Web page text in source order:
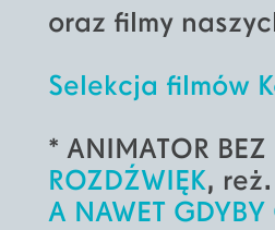
oraz filmy
Selekcja filmów
* ANIMATOR BEZ
ROZDŹWIĘK,
A NAWET